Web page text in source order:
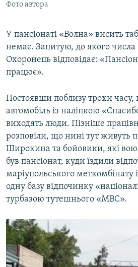
Фото автора
У пансіонаті «Волна» висить
немає. Запитую, до якого
Охоронець відповідає:
працює».
Постоявши поблизу трохи
автомобіль із наліпкою
виходять люди. Пізніше
розповіли, що нині тут живуть
Широкина та бойовики, які
був пансіонат, куди їздили
маріупольського меткомбінату
одну базу відпочинку
турбазою тутешнього «МВС».